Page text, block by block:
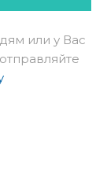
или у Вас